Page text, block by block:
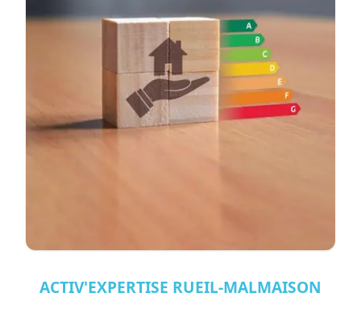
ACTIV'EXPERTISE RUEIL-MALMAISON